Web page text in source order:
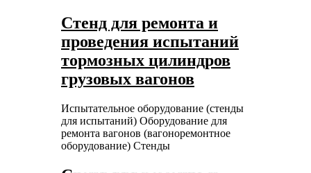
Стенд для ремонта и
проведения испытаний
тормозных цилиндров
грузовых вагонов
Испытательное оборудование (стенды
для испытаний) Оборудование для
ремонта вагонов (вагоноремонтное
оборудование) Стенды